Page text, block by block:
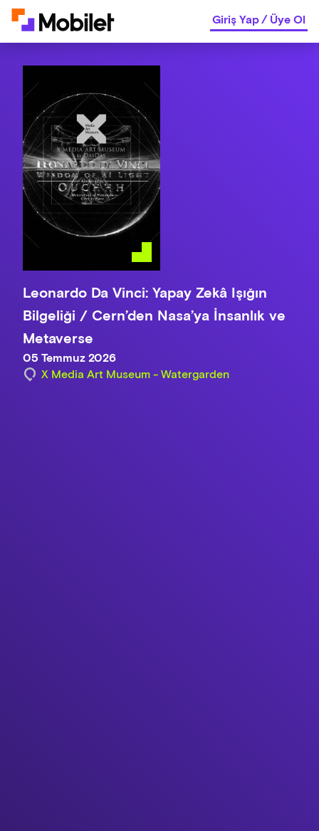
Giriş Yap/Üye Ol
Leonardo Da Vinci: Yapay Zekâ Işığın
Bilgeliği / Cern’den Nasa’ya İnsanlık ve
Metaverse
05 Temmuz 2026
X Media Art Museum - Watergarden